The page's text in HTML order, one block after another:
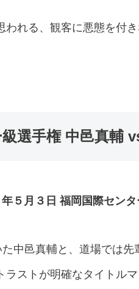
れる、観客に悪態を付き
級選手権 中邑真輔
年５月３日 福岡国際センタ
中邑真輔と、道場では
ストが明確なタイトルマ